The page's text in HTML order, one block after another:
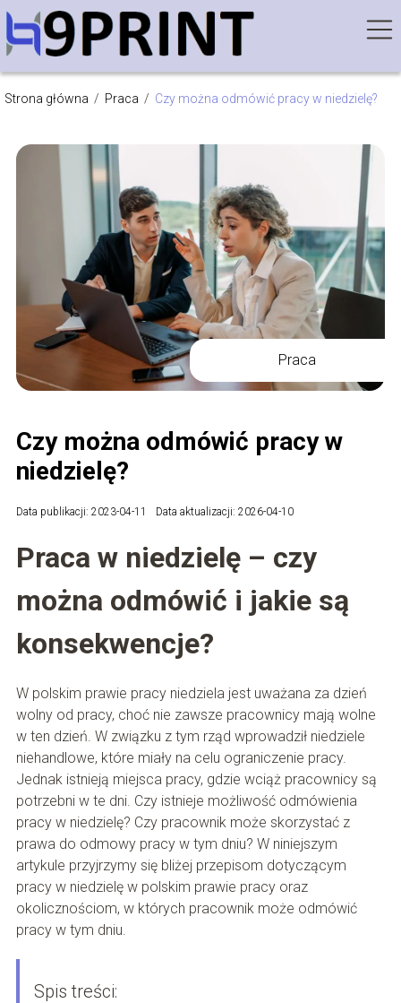
Strona główna / Praca / Czy można odmówić pracy w niedzielę?
Praca
Czy można odmówić pracy w
niedzielę?
Data publikacji: 2023-04-11 Data aktualizacji: 2026-04-10
Praca w niedzielę – czy
można odmówić i jakie są
konsekwencje?
W polskim prawie pracy niedziela jest uważana za dzień
wolny od pracy, choć nie zawsze pracownicy mają wolne
w ten dzień. W związku z tym rząd wprowadził niedziele
niehandlowe, które miały na celu ograniczenie pracy.
Jednak istnieją miejsca pracy, gdzie wciąż pracownicy są
potrzebni w te dni. Czy istnieje możliwość odmówienia
pracy w niedzielę? Czy pracownik może skorzystać z
prawa do odmowy pracy w tym dniu? W niniejszym
artykule przyjrzymy się bliżej przepisom dotyczącym
pracy w niedzielę w polskim prawie pracy oraz
okolicznościom, w których pracownik może odmówić
pracy w tym dniu.
Spis treści: